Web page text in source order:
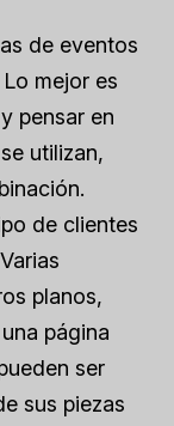
de eventos
mejor es
pensar en
utilizan,
de clientes
planos,
página
ser
sus piezas